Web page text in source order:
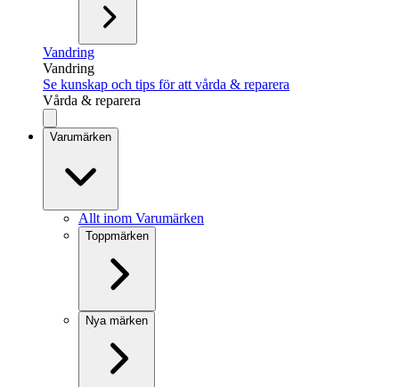
Vandring
Vandring
Se kunskap och tips för att vårda & reparera
Vårda & reparera
Varumärken
Allt inom Varumärken
Toppmärken
Nya märken